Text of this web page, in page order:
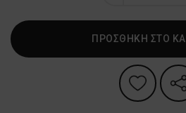
ΠΡΟΣΘΗΚΗ ΣΤΟ